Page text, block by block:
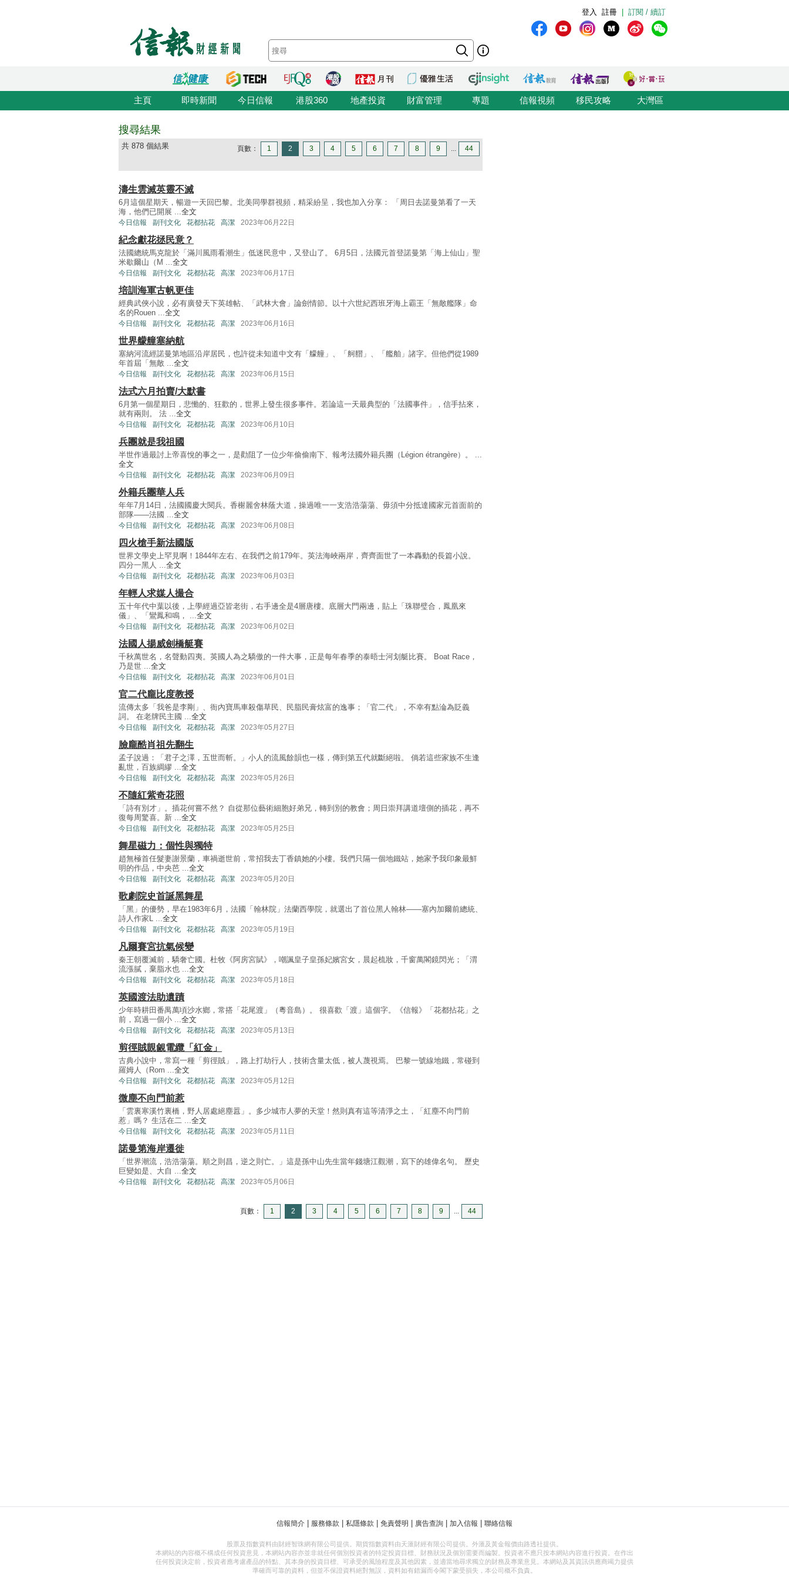
訂閱 / 續訂
註冊
登入
主頁 即時新聞 今日信報 港股360 地產投資 財富管理 專題 信報視頻 移民攻略 大灣區
搜尋結果
共 878 個結果 頁數： 1 2 3 4 5 6 7 8 9 ... 44
濤生雲滅英靈不滅
6月這個星期天，暢遊一天回巴黎。北美同學群視頻，精采紛呈，我也加入分享： 「周日去諾曼第看了一天
海，他們已開展 ...全文
今日信報 副刊文化 花都拈花 高潔 2023年06月22日
紀念獻花拯民意？
法國總統馬克龍於「滿川風雨看潮生」低迷民意中，又登山了。 6月5日，法國元首登諾曼第「海上仙山」聖
米歇爾山（M ...全文
今日信報 副刊文化 花都拈花 高潔 2023年06月17日
培訓海軍古帆更佳
經典武俠小說，必有廣發天下英雄帖、「武林大會」論劍情節。以十六世紀西班牙海上霸王「無敵艦隊」命
名的Rouen ...全文
今日信報 副刊文化 花都拈花 高潔 2023年06月16日
世界艨艟塞納航
塞納河流經諾曼第地區沿岸居民，也許從未知道中文有「艨艟」、「舸䒁」、「艦舶」諸字。但他們從1989
年首屆「無敵 ...全文
今日信報 副刊文化 花都拈花 高潔 2023年06月15日
法式六月拍賣/大默書
6月第一個星期日，悲慟的、狂歡的，世界上發生很多事件。若論這一天最典型的「法國事件」，信手拈來，
就有兩則。 法 ...全文
今日信報 副刊文化 花都拈花 高潔 2023年06月10日
兵團就是我祖國
半世作過最討上帝喜悅的事之一，是勸阻了一位少年偷偷南下、報考法國外籍兵團（Légion étrangère）。 ...
全文
今日信報 副刊文化 花都拈花 高潔 2023年06月09日
外籍兵團華人兵
年年7月14日，法國國慶大閱兵。香榭麗舍林蔭大道，操過唯一一支浩浩蕩蕩、毋須中分抵達國家元首面前的
部隊——法國 ...全文
今日信報 副刊文化 花都拈花 高潔 2023年06月08日
四火槍手新法國版
世界文學史上罕見啊！1844年左右、在我們之前179年。英法海峽兩岸，齊齊面世了一本轟動的長篇小說。
四分一黑人 ...全文
今日信報 副刊文化 花都拈花 高潔 2023年06月03日
年輕人求媒人撮合
五十年代中葉以後，上學經過亞皆老街，右手邊全是4層唐樓。底層大門兩邊，貼上「珠聯璧合，鳳凰來
儀」、「鸞鳳和鳴， ...全文
今日信報 副刊文化 花都拈花 高潔 2023年06月02日
法國人揚威劍橋艇賽
千秋萬世名，名聲動四夷。英國人為之驕傲的一件大事，正是每年春季的泰晤士河划艇比賽。 Boat Race，
乃是世 ...全文
今日信報 副刊文化 花都拈花 高潔 2023年06月01日
官二代龐比度教授
流傳太多「我爸是李剛」、衙內寶馬車殺傷草民、民脂民膏炫富的逸事；「官二代」，不幸有點淪為貶義
詞。 在老牌民主國 ...全文
今日信報 副刊文化 花都拈花 高潔 2023年05月27日
臉龐酷肖祖先翻生
孟子說過：「君子之澤，五世而斬。」小人的流風餘韻也一樣，傳到第五代就斷絕啦。 倘若這些家族不生逢
亂世，百族綢繆 ...全文
今日信報 副刊文化 花都拈花 高潔 2023年05月26日
不隨紅紫奇花照
「詩有別才」。插花何嘗不然？ 自從那位藝術細胞好弟兄，轉到別的教會；周日崇拜講道壇側的插花，再不
復每周驚喜。新 ...全文
今日信報 副刊文化 花都拈花 高潔 2023年05月25日
舞星磁力：個性與獨特
趙無極首任髮妻謝景蘭，車禍逝世前，常招我去丁香鎮她的小樓。我們只隔一個地鐵站，她家予我印象最鮮
明的作品，中央芭 ...全文
今日信報 副刊文化 花都拈花 高潔 2023年05月20日
歌劇院史首誕黑舞星
「黑」的優勢，早在1983年6月，法國「翰林院」法蘭西學院，就選出了首位黑人翰林——塞內加爾前總統、
詩人作家L ...全文
今日信報 副刊文化 花都拈花 高潔 2023年05月19日
凡爾賽宮抗氣候變
秦王朝覆滅前，驕奢亡國。杜牧《阿房宮賦》，嘲諷皇子皇孫妃嬪宮女，晨起梳妝，千窗萬閣鏡閃光；「渭
流漲膩，棄脂水也 ...全文
今日信報 副刊文化 花都拈花 高潔 2023年05月18日
英國渡法助遺蹟
少年時耕田番禺萬頃沙水鄉，常搭「花尾渡」（粵音島）。 很喜歡「渡」這個字。《信報》「花都拈花」之
前，寫過一個小 ...全文
今日信報 副刊文化 花都拈花 高潔 2023年05月13日
剪徑賊覬覦電纜「紅金」
古典小說中，常寫一種「剪徑賊」，路上打劫行人，技術含量太低，被人蔑視焉。 巴黎一號線地鐵，常碰到
羅姆人（Rom ...全文
今日信報 副刊文化 花都拈花 高潔 2023年05月12日
微塵不向門前惹
「雲裏寒溪竹裏橋，野人居處絕塵囂」。多少城市人夢的天堂！然則真有這等清淨之土，「紅塵不向門前
惹」嗎？ 生活在二 ...全文
今日信報 副刊文化 花都拈花 高潔 2023年05月11日
諾曼第海岸遷徙
「世界潮流，浩浩蕩蕩。順之則昌，逆之則亡。」這是孫中山先生當年錢塘江觀潮，寫下的雄偉名句。 歷史
巨變如是、大自 ...全文
今日信報 副刊文化 花都拈花 高潔 2023年05月06日
頁數： 1 2 3 4 5 6 7 8 9 ... 44
信報簡介 服務條款 私隱條款 免責聲明 廣告查詢 加入信報 聯絡信報
股票及指數資料由財經智珠網有限公司提供。期貨指數資料由天滙財經有限公司提供。外滙及黃金報價由路透社提供。
本網站的內容概不構成任何投資意見，本網站內容亦並非就任何個別投資者的特定投資目標、財務狀況及個別需要而編製。投資者不應只按本網站內容進行投資。在作出
任何投資決定前，投資者應考慮產品的特點、其本身的投資目標、可承受的風險程度及其他因素，並適當地尋求獨立的財務及專業意見。本網站及其資訊供應商竭力提供
準確而可靠的資料，但並不保證資料絕對無誤，資料如有錯漏而令閣下蒙受損失，本公司概不負責。